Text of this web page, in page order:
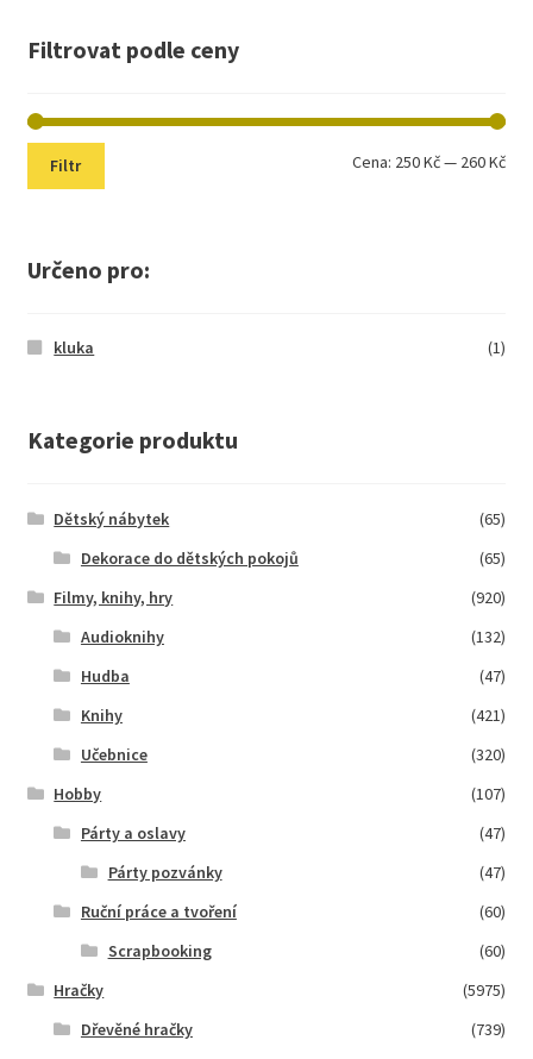
Filtrovat podle ceny
Filtr Cena: 250 Kč— 260 Kč
Určeno pro:
kluka (1)
Kategorie produktu
Dětský nábytek
(65)
Dekorace do dětských pokojů
(65)
Filmy, knihy, hry
(920)
Audioknihy
(132)
Hudba
(47)
Knihy
(421)
Učebnice
(320)
Hobby
(107)
Párty a oslavy
(47)
Párty pozvánky
(47)
Ruční práce a tvoření
(60)
Scrapbooking
(60)
Hračky
(5975)
Dřevěné hračky
(739)